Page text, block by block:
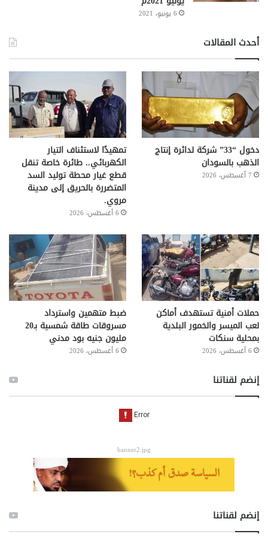
6 يونيو، 2021
أحدث المقالات
دخول “33” شركة لدائرة إنتاج
الذهب بالسودان
7 أغسطس، 2026
تمهيدًا لاستئناف التيار
الكهربائي.. طائرة خاصة تنقل
قطع غيار محطة توليد السد
المتضررة بالحريق إلى مدينة
مروي.
6 أغسطس، 2026
حملات أمنية تستهدف أماكن
لعب الميسر والخمور البلدية
بمحلية سنكات
6 أغسطس، 2026
ضبط متهمين واسترداد
مسروقات طاقة شمسية بـ20
مليون جنيه بود مدني
6 أغسطس، 2026
إنضم لقناتنا
banner2.jpg
إنضم لقناتنا